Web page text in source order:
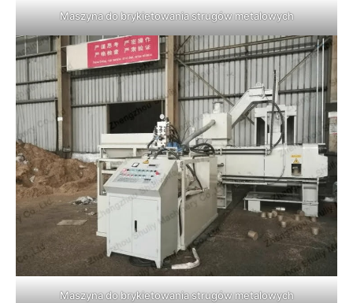
Maszyna do brykietowania strugów metalowych
Maszyna do brykietowania strugów metalowych